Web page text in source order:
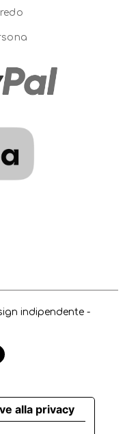
indipendente -
alla privacy